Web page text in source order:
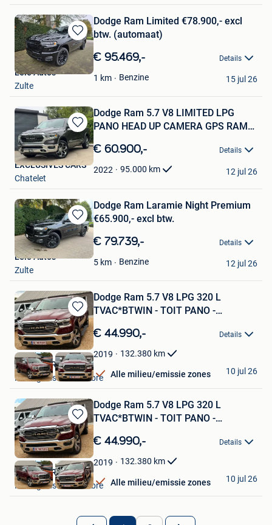
Bewaren
in
Mijn
Favorieten
Dodge Ram Limited €78.900,- excl
btw. (automaat)
€ 95.469,- Details
1 km Benzine
Leie Auto's
Zulte
15 jul 26
Bewaren
in
Mijn
Favorieten
Dodge Ram 5.7 V8 LIMITED LPG
PANO HEAD UP CAMERA GPS RAM
€ 60.900,- Details
2022 95.000 km
EXCLUSIVES CARS
Chatelet
12 jul 26
Bewaren
in
Favorieten
Dodge Ram Laramie Night Premium
€65.900,- excl btw.
€ 79.739,- Details
5 km Benzine
Leie Auto's
Zulte
12 jul 26
Bewaren
in
Mijn
Favorieten
Dodge Ram 5.7 V8 LPG 320 L
TVAC*BTWIN - TOIT PANO -
€ 44.990,- Details
2019 132.380 km
Alle milieu/emissie zones
BE MOTORS
Montignies-Sur-Sambre
10 jul 26
Bewaren
in
Mijn
Favorieten
Dodge Ram 5.7 V8 LPG 320 L
TVAC*BTWIN - TOIT PANO -
€ 44.990,- Details
2019 132.380 km
Alle milieu/emissie zones
BE MOTORS
Montignies-Sur-Sambre
10 jul 26